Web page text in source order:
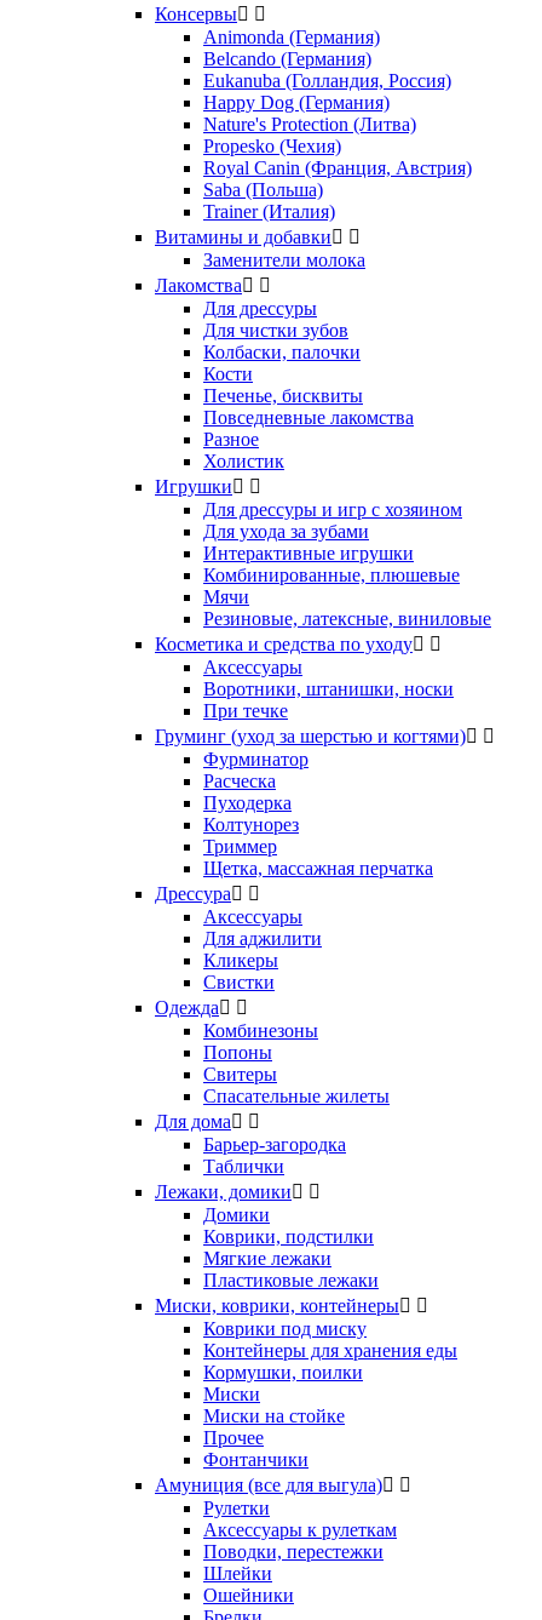
Консервы 
Animonda (Германия)
Belcando (Германия)
Eukanuba (Голландия, Россия)
Happy Dog (Германия)
Nature's Protection (Литва)
Propesko (Чехия)
Royal Canin (Франция, Австрия)
Saba (Польша)
Trainer (Италия)
Витамины и добавки 
Заменители молока
Лакомства 
Для дрессуры
Для чистки зубов
Колбаски, палочки
Кости
Печенье, бисквиты
Повседневные лакомства
Разное
Холистик
Игрушки 
Для дрессуры и игр с хозяином
Для ухода за зубами
Интерактивные игрушки
Комбинированные, плюшевые
Мячи
Резиновые, латексные, виниловые
Косметика и средства по уходу 
Аксессуары
Воротники, штанишки, носки
При течке
Груминг (уход за шерстью и когтями) 
Фурминатор
Расческа
Пуходерка
Колтунорез
Триммер
Щетка, массажная перчатка
Дрессура 
Аксессуары
Для аджилити
Кликеры
Свистки
Одежда 
Комбинезоны
Попоны
Свитеры
Спасательные жилеты
Для дома 
Барьер-загородка
Таблички
Лежаки, домики 
Домики
Коврики, подстилки
Мягкие лежаки
Пластиковые лежаки
Миски, коврики, контейнеры 
Коврики под миску
Контейнеры для хранения еды
Кормушки, поилки
Миски
Миски на стойке
Прочее
Фонтанчики
Амуниция (все для выгула) 
Рулетки
Аксессуары к рулеткам
Поводки, перестежки
Шлейки
Ошейники